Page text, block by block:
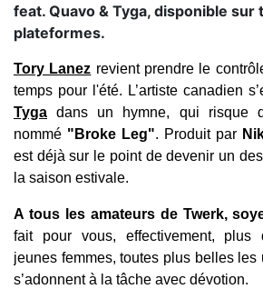
feat. Quavo & Tyga, disponible sur
plateformes.
Tory Lanez revient prendre le
temps pour l'été. L’artiste canadien
Tyga dans un hymne, qui risque
nommé "Broke Leg". Produit par
est déjà sur le point de devenir un
la saison estivale.
A tous les amateurs de Twerk,
fait pour vous, effectivement, plus
jeunes femmes, toutes plus belles les
s’adonnent à la tâche avec dévotion.